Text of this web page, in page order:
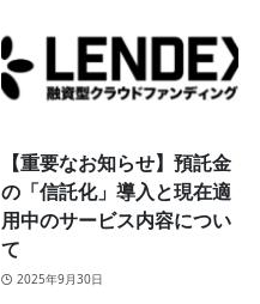
【重要なお知らせ】預託金
の「信託化」導入と現在適
用中のサービス内容につい
て
2025年9月30日